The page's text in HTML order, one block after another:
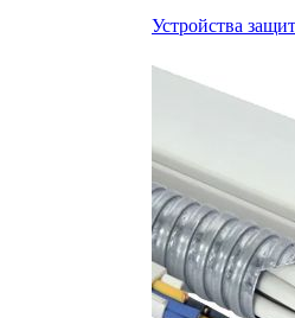
Устройства